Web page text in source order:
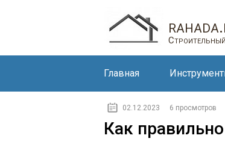
Главная
02.12.2023 6 просмотров
Как